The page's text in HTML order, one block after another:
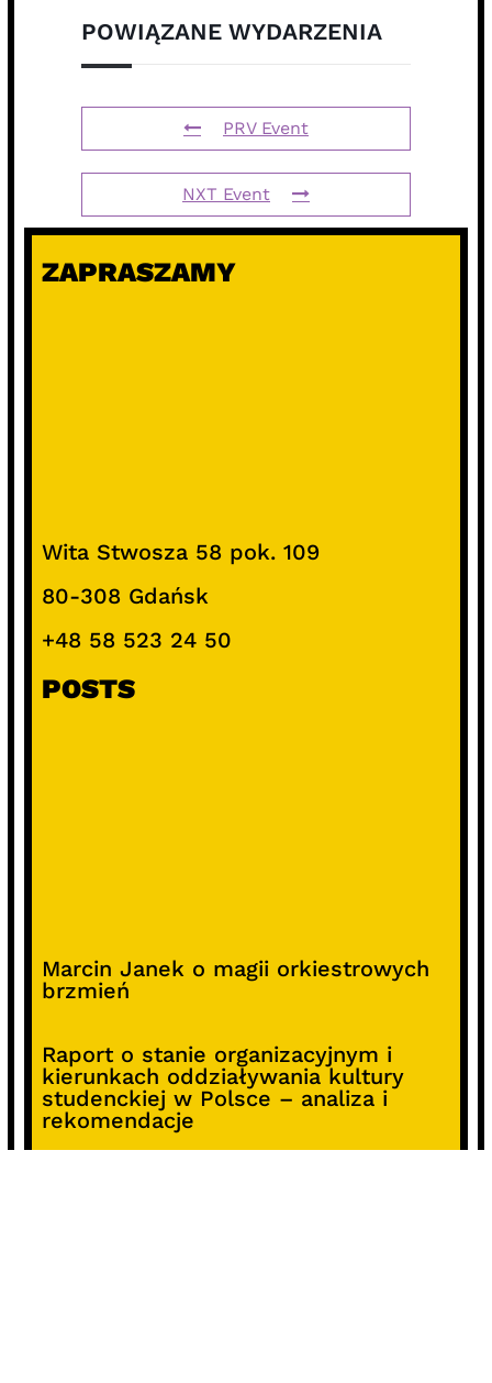
POWIĄZANE WYDARZENIA
PRV Event
NXT Event
ZAPRASZAMY
Wita Stwosza 58 pok. 109
80-308 Gdańsk
+48 58 523 24 50
POSTS
Marcin Janek o magii orkiestrowych
brzmień
Raport o stanie organizacyjnym i
kierunkach oddziaływania kultury
studenckiej w Polsce – analiza i
rekomendacje